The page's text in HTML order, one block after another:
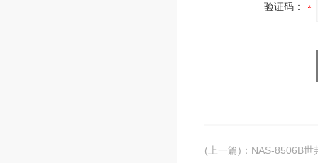
验证码：
(上一篇) ： NAS-8506B世